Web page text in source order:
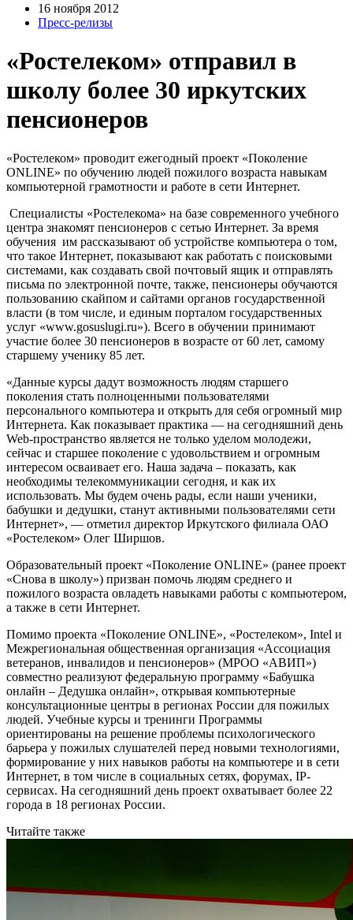
16 ноября 2012
Пресс-релизы
«Ростелеком» отправил в
школу более 30 иркутских
пенсионеров
«Ростелеком» проводит ежегодный проект «Поколение
ONLINE» по обучению людей пожилого возраста навыкам
компьютерной грамотности и работе в сети Интернет.
Специалисты «Ростелекома» на базе современного учебного
центра знакомят пенсионеров с сетью Интернет. За время
обучения им рассказывают об устройстве компьютера о том,
что такое Интернет, показывают как работать с поисковыми
системами, как создавать свой почтовый ящик и отправлять
письма по электронной почте, также, пенсионеры обучаются
пользованию скайпом и сайтами органов государственной
власти (в том числе, и единым порталом государственных
услуг «www.gosuslugi.ru»). Всего в обучении принимают
участие более 30 пенсионеров в возрасте от 60 лет, самому
старшему ученику 85 лет.
«Данные курсы дадут возможность людям старшего
поколения стать полноценными пользователями
персонального компьютера и открыть для себя огромный мир
Интернета. Как показывает практика — на сегодняшний день
Web-пространство является не только уделом молодежи,
сейчас и старшее поколение с удовольствием и огромным
интересом осваивает его. Наша задача – показать, как
необходимы телекоммуникации сегодня, и как их
использовать. Мы будем очень рады, если наши ученики,
бабушки и дедушки, станут активными пользователями сети
Интернет», — отметил директор Иркутского филиала ОАО
«Ростелеком» Олег Ширшов.
Образовательный проект «Поколение ONLINE» (ранее проект
«Снова в школу») призван помочь людям среднего и
пожилого возраста овладеть навыками работы с компьютером,
а также в сети Интернет.
Помимо проекта «Поколение ONLINE», «Ростелеком», Intel и
Межрегиональная общественная организация «Ассоциация
ветеранов, инвалидов и пенсионеров» (МРОО «АВИП»)
совместно реализуют федеральную программу «Бабушка
онлайн – Дедушка онлайн», открывая компьютерные
консультационные центры в регионах России для пожилых
людей. Учебные курсы и тренинги Программы
ориентированы на решение проблемы психологического
барьера у пожилых слушателей перед новыми технологиями,
формирование у них навыков работы на компьютере и в сети
Интернет, в том числе в социальных сетях, форумах, IP-
сервисах. На сегодняшний день проект охватывает более 22
города в 18 регионах России.
Читайте также